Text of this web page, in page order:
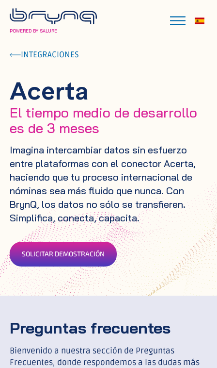
POWERED BY SALURE
INTEGRACIONES
Acerta
El tiempo medio de desarrollo
es de 3 meses
Imagina intercambiar datos sin esfuerzo
entre plataformas con el conector Acerta,
haciendo que tu proceso internacional de
nóminas sea más fluido que nunca. Con
BrynQ, los datos no sólo se transfieren.
Simplifica, conecta, capacita.
SOLICITAR DEMOSTRACIÓN
Preguntas frecuentes
Bienvenido a nuestra sección de Preguntas
Frecuentes, donde respondemos a las dudas más